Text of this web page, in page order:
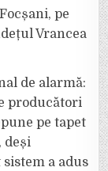
pe
Vrancea
de alarmă:
producători
pe tapet
deși
a adus